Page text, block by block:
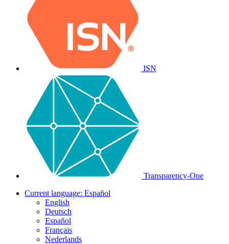
ISN
Transparency-One
Current language: Español
English
Deutsch
Español
Français
Nederlands